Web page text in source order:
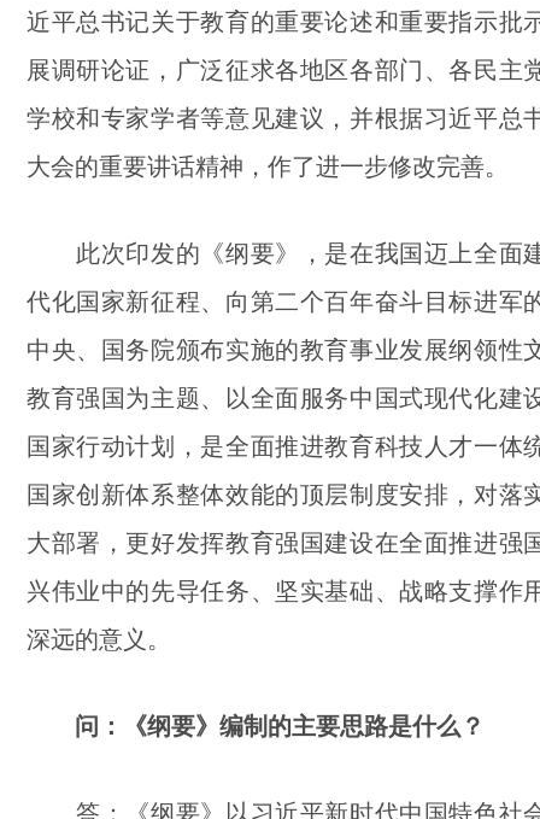
近平总书记关于教育的重要论述和重要指示批
展调研论证，广泛征求各地区各部门、各民主
学校和专家学者等意见建议，并根据习近平总
大会的重要讲话精神，作了进一步修改完善。
此次印发的《纲要》，是在我国迈上全面
代化国家新征程、向第二个百年奋斗目标进军
中央、国务院颁布实施的教育事业发展纲领性
教育强国为主题、以全面服务中国式现代化建
国家行动计划，是全面推进教育科技人才一体
国家创新体系整体效能的顶层制度安排，对落
大部署，更好发挥教育强国建设在全面推进强
兴伟业中的先导任务、坚实基础、战略支撑作
深远的意义。
问：《纲要》编制的主要思路是什么？
答：《纲要》以习近平新时代中国特色社